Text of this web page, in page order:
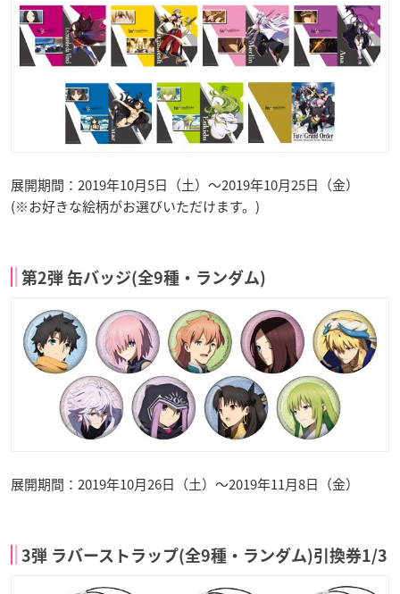
展開期間：2019年10月5日（土）～2019年10月25日（金）
(※お好きな絵柄がお選びいただけます。)
第2弾 缶バッジ(全9種・ランダム)
展開期間：2019年10月26日（土）～2019年11月8日（金）
3弾 ラバーストラップ(全9種・ランダム)引換券1/3